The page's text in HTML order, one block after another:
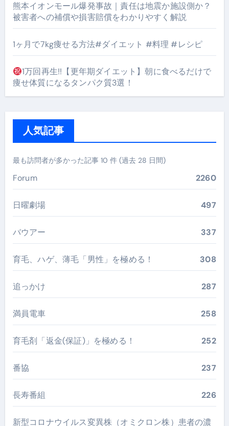
熊本イオンモール爆発事故｜責任は地震か施設側か？
被害者への補償や損害賠償をわかりやすく解説
1ヶ月で7kg痩せる方法#ダイエット #料理 #レシピ
1万回再生!!【更年期ダイエット】朝に食べるだけで
痩せ体質になるタンパク質3選！
人気記事
最も訪問者が多かった記事 10 件 (過去 28 日間)
Forum 2260
日曜劇場 497
バウアー 337
育毛、ハゲ、薄毛「男性」を極める！ 308
追っかけ 287
満員電車 258
育毛剤「返金(保証)」を極める！ 252
番協 237
長寿番組 226
新型コロナウイルス変異株（オミクロン株）患者の濃